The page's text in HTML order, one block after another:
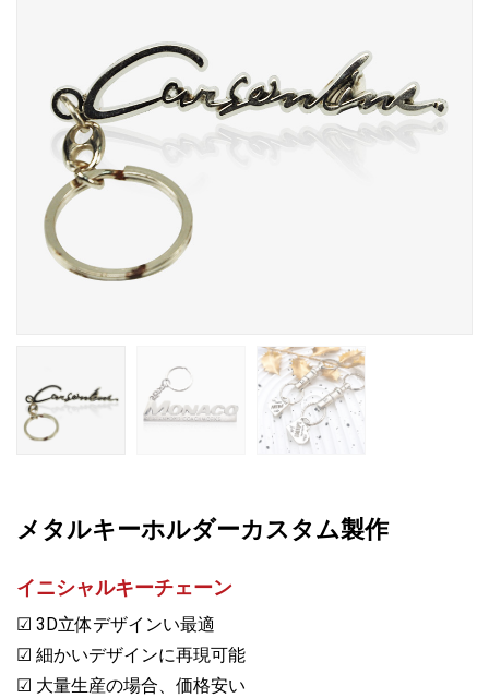
メタルキーホルダーカスタム製作
イニシャルキーチェーン
☑ 3D立体デザインい最適
☑ 細かいデザインに再現可能
☑ 大量生産の場合、価格安い